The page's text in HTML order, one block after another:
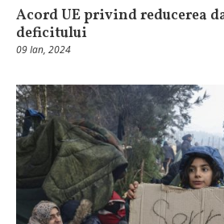
Acord UE privind reducerea
deficitului
09 Ian, 2024